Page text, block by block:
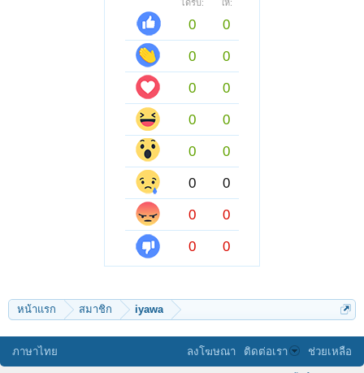
ได้รับ: ให้:
0
0
0
0
0
0
0
0
0
0
0
0
0
0
0
0
หน้าแรก สมาชิก iyawa
ภาษาไทย ลงโฆษณา ติดต่อเรา ช่วยเหลือ